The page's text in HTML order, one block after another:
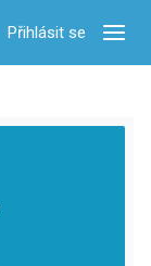
Přihlásit se